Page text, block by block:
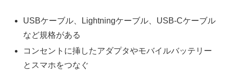
USBケーブル、Lightningケーブル、USB-Cケーブル
など規格がある
コンセントに挿したアダプタやモバイルバッテリー
とスマホをつなぐ